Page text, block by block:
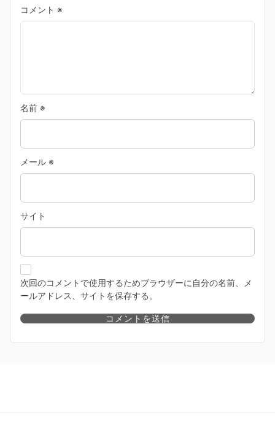
コメント ※
名前 ※
メール ※
サイト
次回のコメントで使用するためブラウザーに自分の名前、メ
ールアドレス、サイトを保存する。